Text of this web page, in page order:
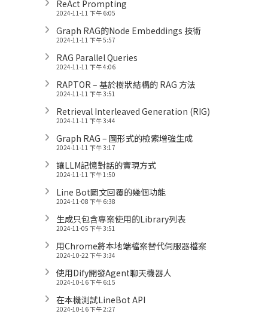
ReAct Prompting
2024-11-11 下午 6:05
Graph RAG的Node Embeddings 技術
2024-11-11 下午 5:57
RAG Parallel Queries
2024-11-11 下午 4:06
RAPTOR – 基於樹狀結構的 RAG 方法
2024-11-11 下午 3:51
Retrieval Interleaved Generation (RIG)
2024-11-11 下午 3:44
Graph RAG – 圖形式的檢索增強生成
2024-11-11 下午 3:17
讓LLM記憶對話的實現方式
2024-11-11 下午 1:50
Line Bot圖文回覆的幾個功能
2024-11-08 下午 6:38
生成只包含專案使用的Library列表
2024-11-05 下午 3:51
用Chrome將本地端檔案替代伺服器檔案
2024-10-22 下午 3:34
使用Dify開發Agent聊天機器人
2024-10-16 下午 6:15
在本機測試LineBot API
2024-10-16 下午 2:27